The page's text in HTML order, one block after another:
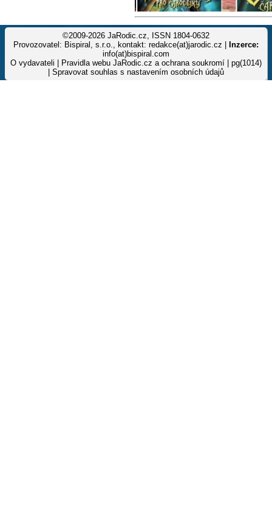
©2009-2026 JaRodic.cz, ISSN 1804-0632
Provozovatel: Bispiral, s.r.o., kontakt: redakce(at)jarodic.cz |
Inzerce:
info(at)bispiral.com
O vydavateli
Pravidla webu JaRodic.cz a ochrana soukromí | pg(1014)
Spravovat souhlas s nastavením osobních údajů